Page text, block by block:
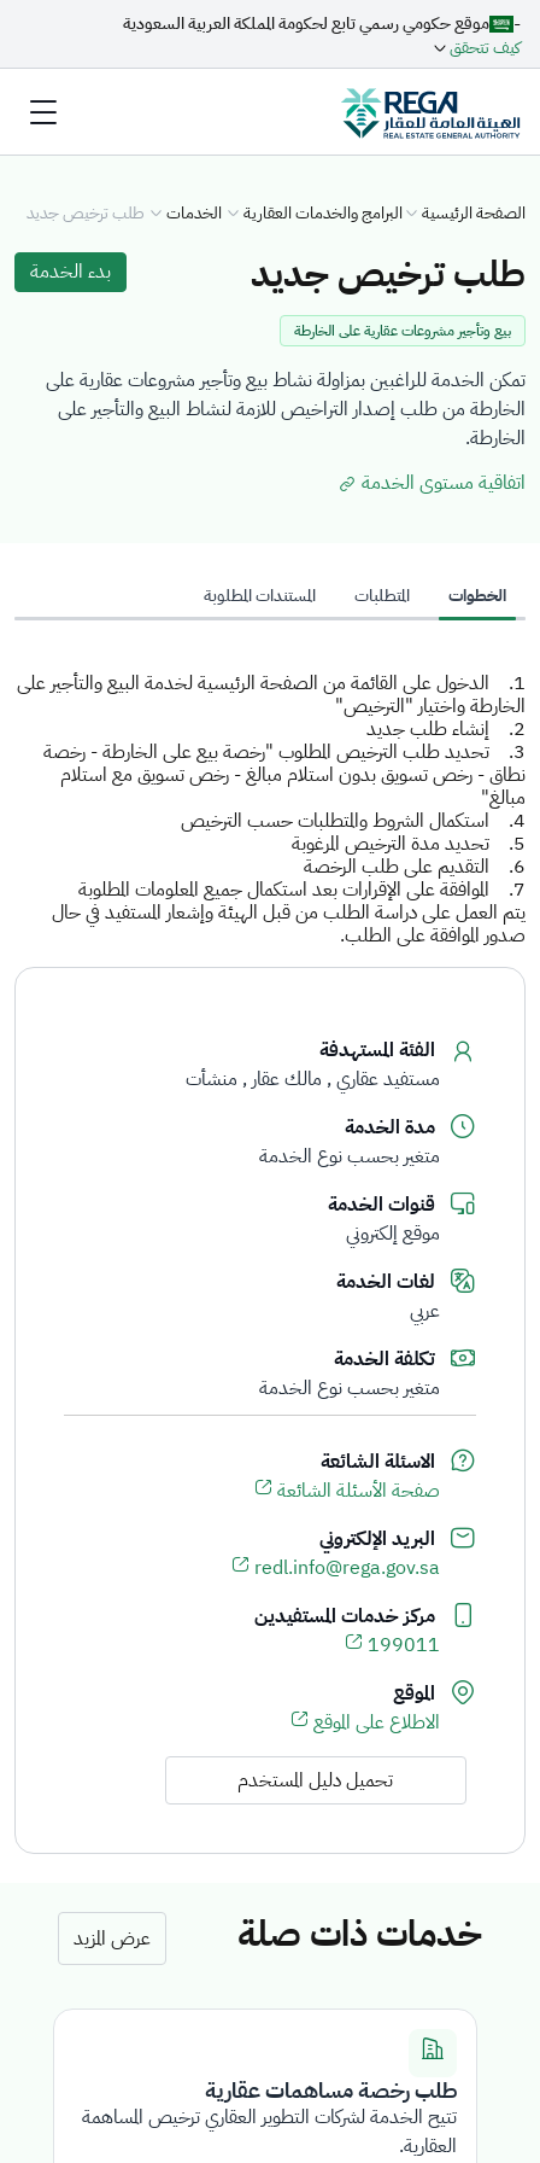
-
موقع حكومي رسمي تابع لحكومة المملكة العربية السعودية
كيف تتحقق
الصفحة الرئيسية البرامج والخدمات العقارية الخدمات طلب ترخيص جديد
طلب ترخيص جديد بدء الخدمة
بيع وتأجير مشروعات عقارية على الخارطة
تمكن الخدمة للراغبين بمزاولة نشاط بيع وتأجير مشروعات عقارية على
الخارطة من طلب إصدار التراخيص للازمة لنشاط البيع والتأجير على
الخارطة.
اتفاقية مستوى الخدمة
الخطوات المتطلبات المستندات المطلوبة
1. الدخول على القائمة من الصفحة الرئيسية لخدمة البيع والتأجير على
الخارطة واختيار "الترخيص"
2. إنشاء طلب جديد
3. تحديد طلب الترخيص المطلوب "رخصة بيع على الخارطة - رخصة
نطاق - رخص تسويق بدون استلام مبالغ - رخص تسويق مع استلام
مبالغ"
4. استكمال الشروط والمتطلبات حسب الترخيص
5. تحديد مدة الترخيص المرغوبة
6. التقديم على طلب الرخصة
7. الموافقة على الإقرارات بعد استكمال جميع المعلومات المطلوبة
يتم العمل على دراسة الطلب من قبل الهيئة وإشعار المستفيد في حال
صدور الموافقة على الطلب.
الفئة المستهدفة
مستفيد عقاري مالك عقار منشأت
مدة الخدمة
متغير بحسب نوع الخدمة
قنوات الخدمة
موقع إلكتروني
لغات الخدمة
عربي
تكلفة الخدمة
متغير بحسب نوع الخدمة
الاسئلة الشائعة
صفحة الأسئلة الشائعة
البريد الإلكتروني
redl.info@rega.gov.sa
مركز خدمات المستفيدين
199011
الموقع
الاطلاع على الموقع
تحميل دليل المستخدم
خدمات ذات صلة عرض المزيد
طلب رخصة مساهمات عقارية
تتيح الخدمة لشركات التطوير العقاري ترخيص المساهمة
العقارية.